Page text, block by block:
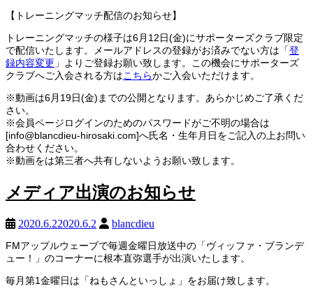
【トレーニングマッチ配信のお知らせ】
トレーニングマッチの様子は6月12日(金)にサポーターズクラブ限定
で配信いたします。メールアドレスの登録がお済みでない方は「登
録内容変更 」よりご登録お願い致します。この機会にサポーターズ
クラブへご入会される方はこちらかご入会いただけます。
※動画は6月19日(金)までの公開となります。あらかじめご了承くだ
さい。
※会員ページログインのためのパスワードがご不明の場合は
[info@blancdieu-hirosaki.com]へ氏名・生年月日をご記入の上お問い
合わせください。
※動画をは第三者へ共有しないようお願い致します。
メディア出演のお知らせ
2020.6.22020.6.2 blancdieu
FMアップルウェーブで毎週金曜日放送中の「ヴィッファ・ブランデ
ュー！」のコーナーに根本直弥選手が出演いたします。
毎月第1金曜日は「ねもさんといっしょ」をお届け致します。